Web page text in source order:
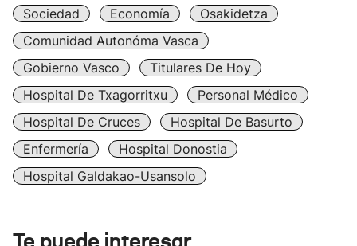
Sociedad Economía
Osakidetza
Comunidad Autonóma Vasca
Gobierno Vasco
Titulares De Hoy
Hospital De Txagorritxu
Personal Médico
Hospital De Cruces
Hospital De Basurto
Enfermería
Hospital Donostia
Hospital Galdakao-Usansolo